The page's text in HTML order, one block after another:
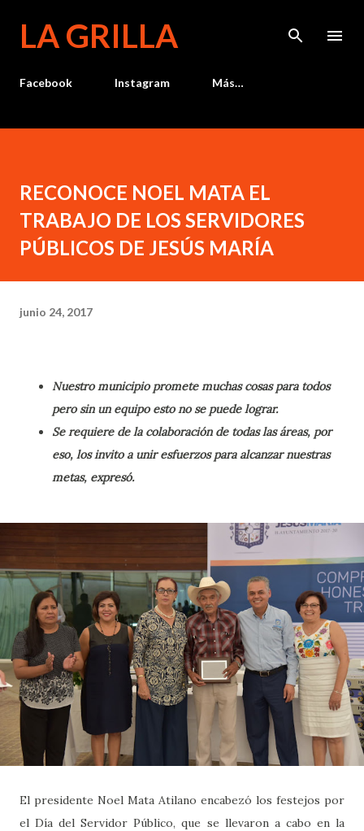
LA GRILLA
Facebook Instagram Más…
RECONOCE NOEL MATA EL
TRABAJO DE LOS SERVIDORES
PÚBLICOS DE JESÚS MARÍA
junio 24, 2017
Nuestro municipio promete muchas cosas para todos
pero sin un equipo esto no se puede lograr.
Se requiere de la colaboración de todas las áreas, por
eso, los invito a unir esfuerzos para alcanzar nuestras
metas, expresó.
El presidente Noel Mata Atilano encabezó los festejos por
el Día del Servidor Público, que se llevaron a cabo en la